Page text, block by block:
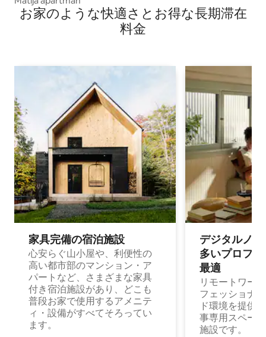
お家のような快⁠適⁠さ⁠とお⁠得⁠な長⁠期⁠滞⁠在
料⁠金
家具完備の宿⁠泊⁠施⁠設
心安らぐ山小屋や、利便性の
高い都市部のマンション・ア
パートなど、さまざまな家具
付き宿泊施設があり、どこも
普段お家で使用するアメニテ
ィ・設備がすべてそろってい
ます。
デジタルノ
多⁠いプ⁠ロ⁠フ⁠
最⁠適
リモートワー
フェッショナ
ド環境を提供
事専用スペー
施設です。